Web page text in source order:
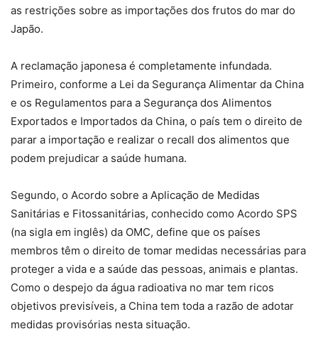
as restrições sobre as importações dos frutos do mar do
Japão.
A reclamação japonesa é completamente infundada.
Primeiro, conforme a Lei da Segurança Alimentar da China
e os Regulamentos para a Segurança dos Alimentos
Exportados e Importados da China, o país tem o direito de
parar a importação e realizar o recall dos alimentos que
podem prejudicar a saúde humana.
Segundo, o Acordo sobre a Aplicação de Medidas
Sanitárias e Fitossanitárias, conhecido como Acordo SPS
(na sigla em inglês) da OMC, define que os países
membros têm o direito de tomar medidas necessárias para
proteger a vida e a saúde das pessoas, animais e plantas.
Como o despejo da água radioativa no mar tem ricos
objetivos previsíveis, a China tem toda a razão de adotar
medidas provisórias nesta situação.